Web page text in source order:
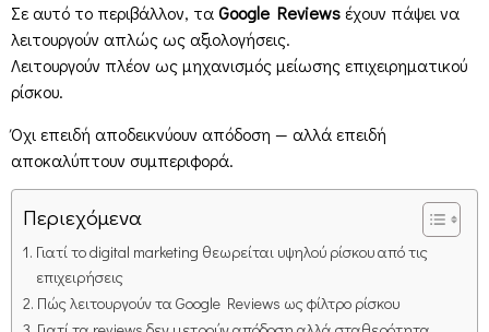
Σε αυτό το περιβάλλον, ταGoogle Reviewsέχουν πάψει να
λειτουργούν απλώς ως αξιολογήσεις.
Λειτουργούν πλέον ως μηχανισμός μείωσης επιχειρηματικού
ρίσκου.
Όχι επειδή αποδεικνύουν απόδοση — αλλά επειδή
αποκαλύπτουν συμπεριφορά.
Περιεχόμενα
Γιατί το digital marketing θεωρείται υψηλού ρίσκου από τις
επιχειρήσεις
Πώς λειτουργούν τα Google Reviews ως φίλτρο ρίσκου